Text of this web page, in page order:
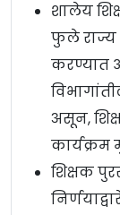
शालेय
फुले राज्य
करण्यात
असून,
कार्यक्रम
शिक्षक